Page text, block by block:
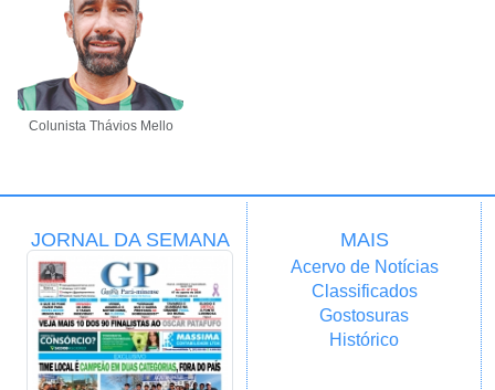
Colunista Thávios Mello
JORNAL DA SEMANA MAIS
Acervo de Notícias
Classificados
Gostosuras
Histórico